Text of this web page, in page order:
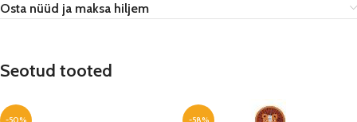
Osta nüüd ja maksa hiljem
Seotud tooted